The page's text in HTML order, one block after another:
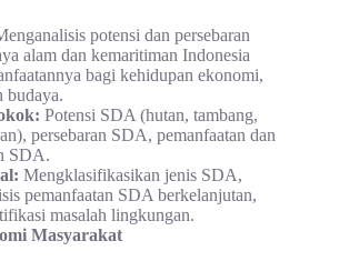
potensi dan persebaran
alam dan kemaritiman Indonesia
bagi kehidupan ekonomi,
budaya.
Potensi SDA (hutan, tambang,
persebaran SDA, pemanfaatan dan
SDA.
Mengklasifikasikan jenis SDA,
pemanfaatan SDA berkelanjutan,
masalah lingkungan.
Masyarakat